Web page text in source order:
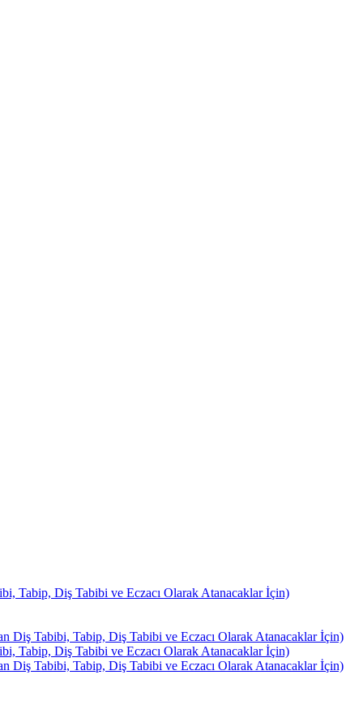
Tabip, Diş Tabibi ve Eczacı Olarak Atanacaklar İçin)
Diş Tabibi, Tabip, Diş Tabibi ve Eczacı Olarak Atanacaklar İçin)
Tabip, Diş Tabibi ve Eczacı Olarak Atanacaklar İçin)
Diş Tabibi, Tabip, Diş Tabibi ve Eczacı Olarak Atanacaklar İçin)